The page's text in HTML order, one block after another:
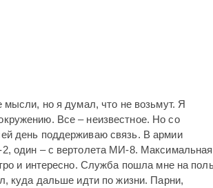
но я думал, что не возьмут. Я
Все – неизвестное. Но со
день поддерживаю связь. В армии
один – с вертолета МИ-8. Максимальная
и интересно. Служба пошла мне на
куда дальше идти по жизни. Парни,